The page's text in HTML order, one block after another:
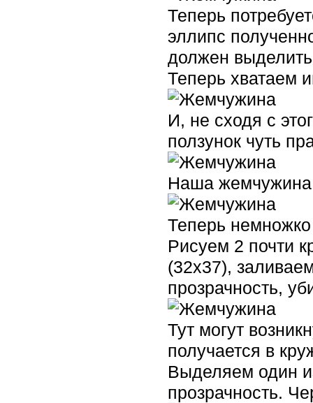
Теперь
эллипс
должен
Теперь хватаем
И, не сходя с
ползунок чуть
Наша жемчужина
Теперь
Рисуем 2 почти
(32х37),
прозрачность,
Тут могут
получается в
Выделяем один
прозрачность.